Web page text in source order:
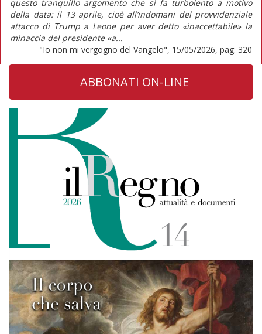
questo tranquillo argomento che si fa turbolento a motivo
della data: il 13 aprile, cioè all’indomani del provvidenziale
attacco di Trump a Leone per aver detto «inaccettabile» la
minaccia del presidente «a...
"Io non mi vergogno del Vangelo", 15/05/2026, pag. 320
ABBONATI ON-LINE